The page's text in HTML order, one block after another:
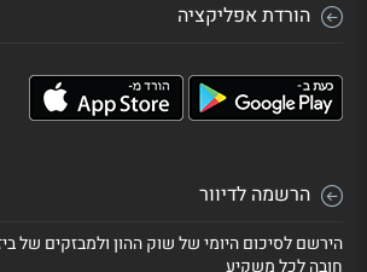
הורדת אפליקציה
הרשמה לדיוור
הירשם לסיכום היומי של שוק ההון ולמבזקים של
חובה לכל משקיע